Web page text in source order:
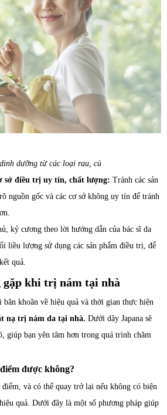
dưỡng từ các loại rau, củ
sở điều trị uy tín, chất lượng: Tránh các sản
nguồn gốc và các cơ sở không uy tín để tránh
kỷ cương theo lời hướng dẫn của bác sĩ da
liều lượng sử dụng các sản phẩm điều trị, để
quả.
gặp khi trị nám tại nhà
băn khoăn về hiệu quả và thời gian thực hiện
nạ trị nám da tại nhà. Dưới dây Japana sẽ
giúp bạn yên tâm hơn trong quá trình chăm
được không?
và có thể quay trở lại nếu không có biện
quả. Dưới đây là một số phương pháp giúp